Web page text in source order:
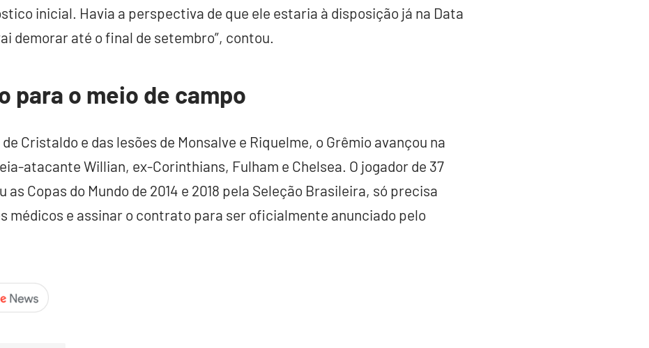
inicial. Havia a perspectiva de que ele estaria à disposição já na Data
demorar até o final de setembro”, contou.
para o meio de campo
Cristaldo e das lesões de Monsalve e Riquelme, o Grêmio avançou na
atacante Willian, ex-Corinthians, Fulham e Chelsea. O jogador de 37
as Copas do Mundo de 2014 e 2018 pela Seleção Brasileira, só precisa
médicos e assinar o contrato para ser oficialmente anunciado pelo